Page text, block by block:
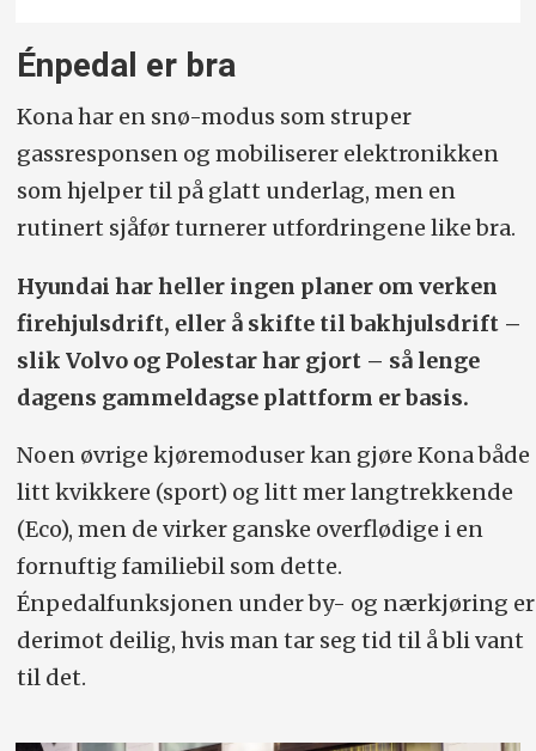
Énpedal er bra
Kona har en snø-modus som struper
gassresponsen og mobiliserer elektronikken
som hjelper til på glatt underlag, men en
rutinert sjåfør turnerer utfordringene like bra.
Hyundai har heller ingen planer om verken
firehjulsdrift, eller å skifte til bakhjulsdrift –
slik Volvo og Polestar har gjort – så lenge
dagens gammeldagse plattform er basis.
Noen øvrige kjøremoduser kan gjøre Kona både
litt kvikkere (sport) og litt mer langtrekkende
(Eco), men de virker ganske overflødige i en
fornuftig familiebil som dette.
Énpedalfunksjonen under by- og nærkjøring er
derimot deilig, hvis man tar seg tid til å bli vant
til det.